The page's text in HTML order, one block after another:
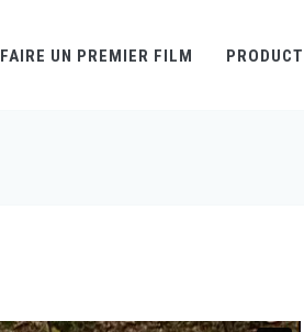
FAIRE UN PREMIER FILM